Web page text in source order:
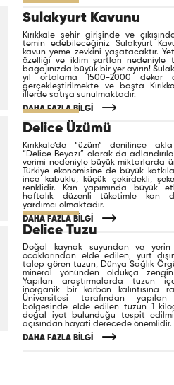
Sulakyurt Kavunu
Kırıkkale şehir girişinde ve
temin edebileceğiniz Sulakyurt
kavun yeme zevkini yaşatacaktır.
özelliği ve iklim şartları nedeniyle
bagajınızda büyük bir yer ayırın!
yıl ortalama 1500-2000 dekar
gerçekleştirilmekte ve başta
illerde satışa sunulmaktadır.
DAHA FAZLA BİLGİ
Delice Üzümü
Kırıkkale’de “üzüm” denilince
“Delice Beyazı” olarak da
verimi nedeniyle büyük miktarlarda
Türkiye ekonomisine de büyük
ince kabuklu, küçük çekirdekli,
renklidir. Kan yapımında büyük
haftalık düzenli tüketimle kan
yardımcı olmaktadır.
DAHA FAZLA BİLGİ
Delice Tuzu
Doğal kaynak suyundan ve
ocaklarından elde edilen, yurt
talep gören tuzun, Dünya Sağlık
mineral yönünden oldukça
Yapılan araştırmalarda tuzun
inorganik bir karbon kalıntısına
Üniversitesi tarafından
bölgesinde elde edilen tuzun 1
doğal iyot bulunduğu tespit
açısından hayati derecede önemlidir.
DAHA FAZLA BİLGİ